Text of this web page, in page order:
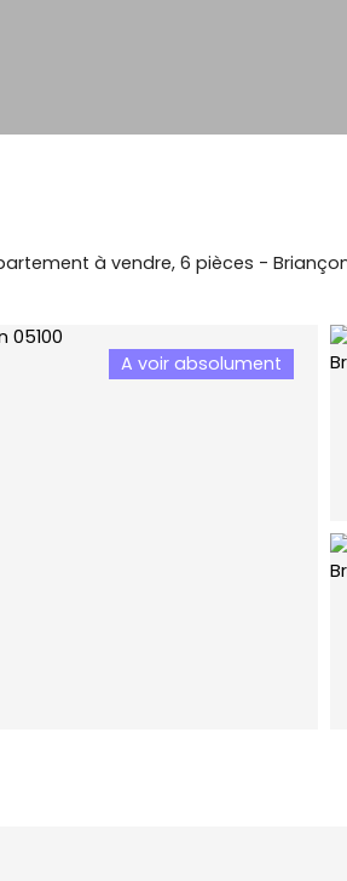
à vendre, 6 pièces -
A voir absolument